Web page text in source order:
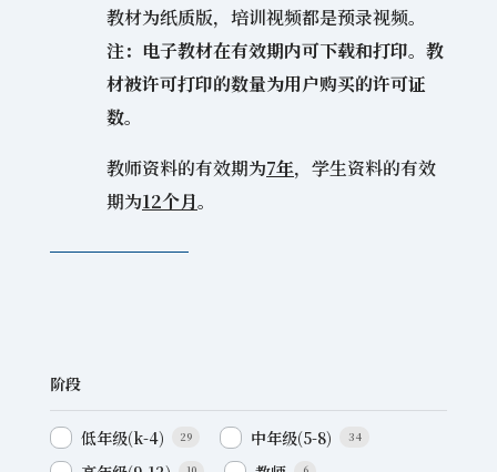
教材为纸质版，培训视频都是预录视频。
注：电子教材在有效期内可下载和打印。教
材被许可打印的数量为用户购买的许可证
数。
教师资料的有效期为7年，学生资料的有效
期为12个月。
阶段
低年级(k-4) 29 中年级(5-8) 34